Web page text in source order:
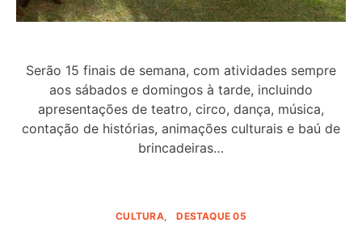
Serão 15 finais de semana, com atividades sempre
aos sábados e domingos à tarde, incluindo
apresentações de teatro, circo, dança, música,
contação de histórias, animações culturais e baú de
brincadeiras…
CULTURA DESTAQUE 05